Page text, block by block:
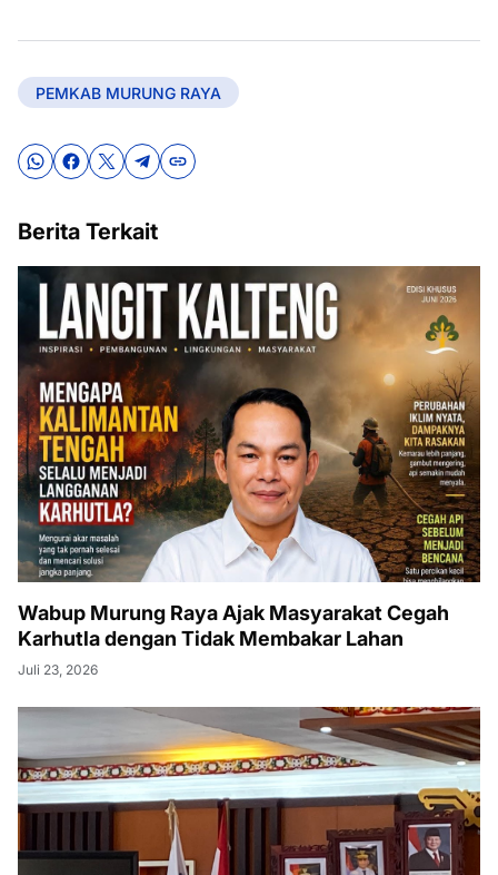
PEMKAB MURUNG RAYA
Berita Terkait
Wabup Murung Raya Ajak Masyarakat Cegah
Karhutla dengan Tidak Membakar Lahan
Juli 23, 2026